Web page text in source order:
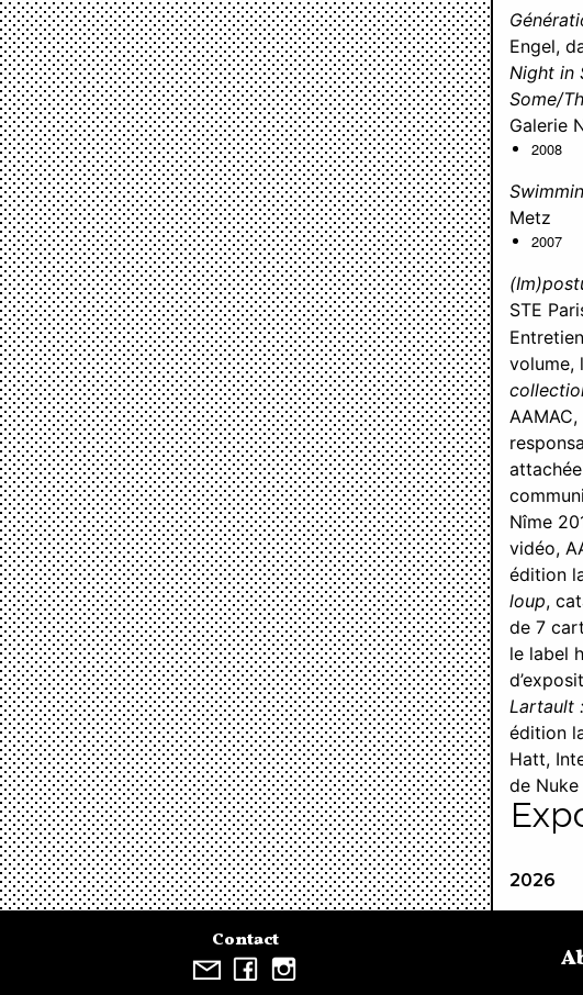
Engel,
Night in
Some/
Galerie
2008
Metz
2007
STE
volume,
Nîme
vidéo,
édition
loup,
de 7
le label
Lartault
édition
Hatt,
de
2026
Contact